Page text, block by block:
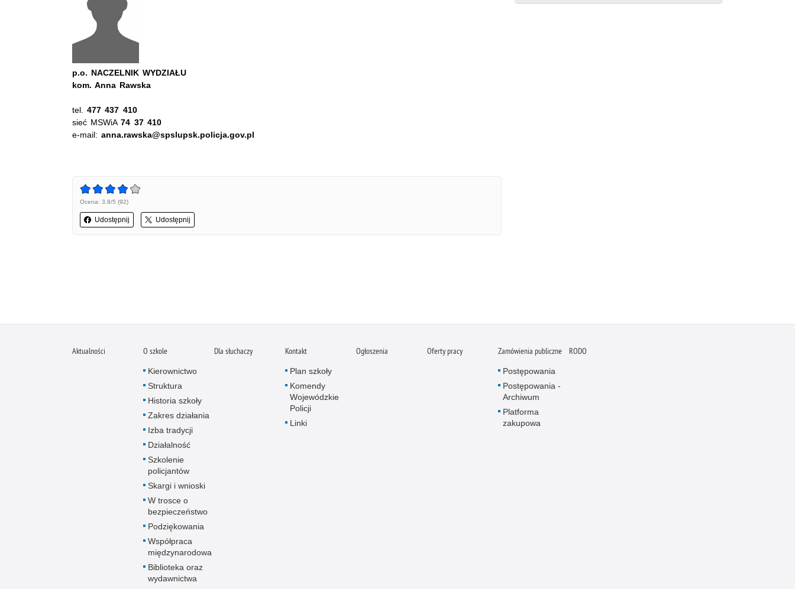
p.o. NACZELNIK WYDZIAŁU
kom. Anna Rawska
tel.477 437 410
sieć MSWiA74 37 410
e-mail:anna.rawska@spslupsk.policja.gov.pl
Ocena: 3.8/5 (92)
Udostępnij Udostępnij
Aktualności O szkole
Kierownictwo
Struktura
Historia szkoły
Zakres działania
Izba tradycji
Działalność
Szkolenie
policjantów
Skargi i wnioski
W trosce o
bezpieczeństwo
Podziękowania
Współpraca
międzynarodowa
Biblioteka oraz
wydawnictwa
Dla słuchaczy Kontakt
Plan szkoły
Komendy
Wojewódzkie
Policji
Linki
Ogłoszenia Oferty pracy Zamówienia publiczne
Postępowania
Postępowania -
Archiwum
Platforma
zakupowa
RODO